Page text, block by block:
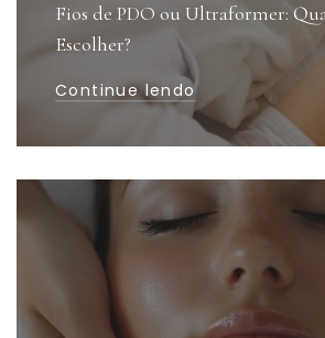
Fios de PDO ou Ultraformer:
Escolher?
Continue lendo